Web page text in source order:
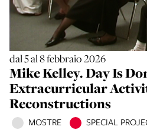
dal 5 al 8 febbraio 2026
Mike Kelley. Day Is
Extracurricular
Reconstructions
MOSTRE SPECIAL